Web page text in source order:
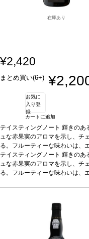
在庫あり
¥2,420
まとめ買い(6+)
お気に
入り登
録
カートに追加
テイスティングノート 輝きのあ
ュな赤果実のアロマを示し、チ
る。フルーティーな味わいは、
ースのよう。合う料理前菜、地
と好相性。レジャーのお供にも
テイスティングノート 輝きのあ
ュな赤果実のアロマを示し、チ
る。フルーティーな味わいは、